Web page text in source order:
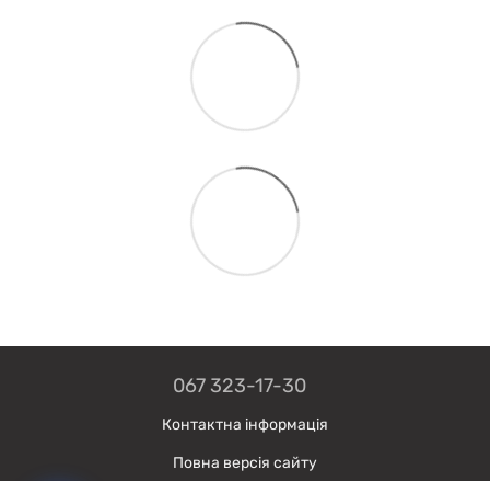
067 323-17-30
Контактна інформація
Повна версія сайту